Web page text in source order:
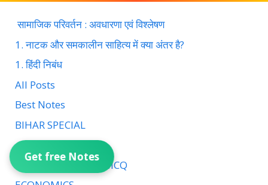
Get free Notes
सामाजिक परिवर्तन : अवधारणा एवं विश्लेषण
1. नाटक और समकालीन साहित्य में क्या अंतर है?
1. हिंदी निबंध
All Posts
Best Notes
BIHAR SPECIAL
current affairs
CURRENT AFFAIRS MCQ